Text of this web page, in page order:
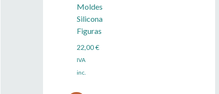
Moldes
Silicona
Figuras
22,00€
IVA
inc.